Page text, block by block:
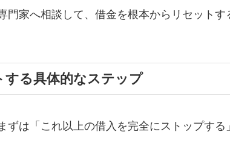
門家へ相談して、借金を根本からリセットす
する具体的なステップ
ずは「これ以上の借入を完全にストップする